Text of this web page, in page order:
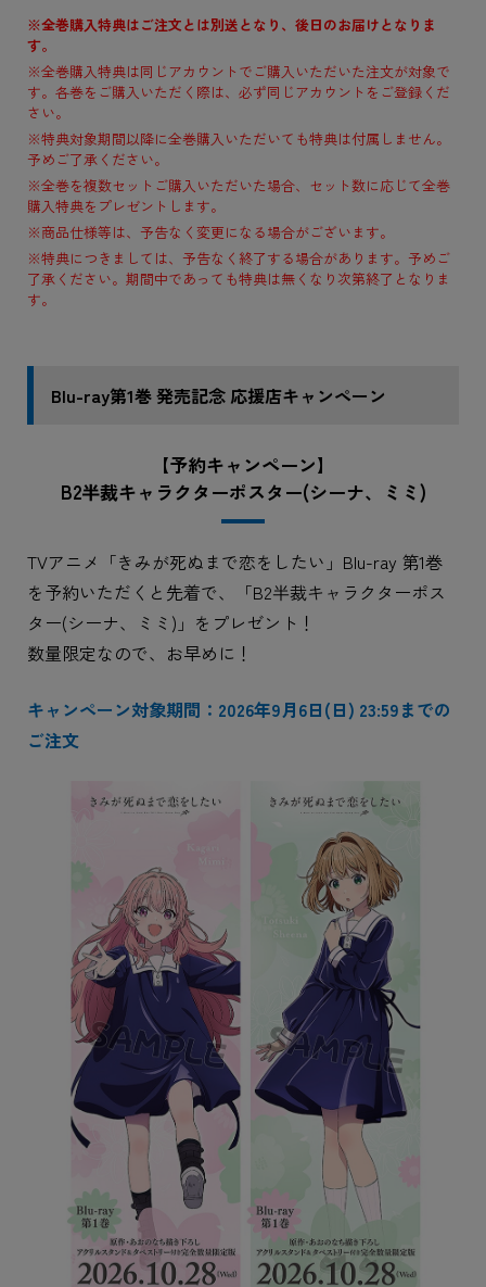
※全巻購入特典はご注文とは別送となり、後日のお届けとなりま
す。
※全巻購入特典は同じアカウントでご購入いただいた注文が対象で
す。各巻をご購入いただく際は、必ず同じアカウントをご登録くだ
さい。
※特典対象期間以降に全巻購入いただいても特典は付属しません。
予めご了承ください。
※全巻を複数セットご購入いただいた場合、セット数に応じて全巻
購入特典をプレゼントします。
※商品仕様等は、予告なく変更になる場合がございます。
※特典につきましては、予告なく終了する場合があります。予めご
了承ください。期間中であっても特典は無くなり次第終了となりま
す。
Blu-ray第1巻 発売記念 応援店キャンペーン
【予約キャンペーン】
B2半裁キャラクターポスター(シーナ、ミミ)
TVアニメ「きみが死ぬまで恋をしたい」Blu-ray 第1巻
を予約いただくと先着で、「B2半裁キャラクターポス
ター(シーナ、ミミ)」をプレゼント！
数量限定なので、お早めに！
キャンペーン対象期間：2026年9月6日(日) 23:59までの
ご注文